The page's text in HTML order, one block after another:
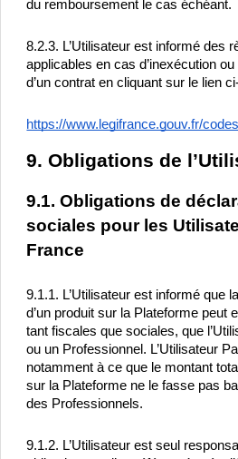
du remboursement le cas échéant.
8.2.3. L’Utilisateur est informé des
applicables en cas d’inexécution
d’un contrat en cliquant sur le lien
https://www.legifrance.gouv.fr/
9. Obligations de
9.1. Obligations de
sociales pour les
France
9.1.1. L’Utilisateur est informé que
d’un produit sur la Plateforme peut
tant fiscales que sociales, que
ou un Professionnel. L’Utilisateur
notamment à ce que le montant
sur la Plateforme ne le fasse pas
des Professionnels.
9.1.2. L’Utilisateur est seul